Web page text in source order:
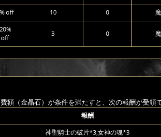
off 10 0
20%
off
3 0
額（金晶石）が条件を満たすと、次の報酬が受領
報酬
神聖騎士の破片*3,女神の魂*3